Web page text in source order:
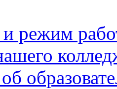
режим